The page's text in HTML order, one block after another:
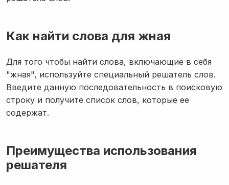
Как найти слова для жная
Для того чтобы найти слова, включающие в себя
"жная", используйте специальный решатель слов.
Введите данную последовательность в поисковую
строку и получите список слов, которые ее
содержат.
Преимущества использования
решателя